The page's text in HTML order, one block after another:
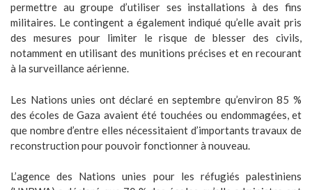
permettre au groupe d’utiliser ses installations à des fins
militaires. Le contingent a également indiqué qu’elle avait pris
des mesures pour limiter le risque de blesser des civils,
notamment en utilisant des munitions précises et en recourant
à la surveillance aérienne.
Les Nations unies ont déclaré en septembre qu’environ 85 %
des écoles de Gaza avaient été touchées ou endommagées, et
que nombre d’entre elles nécessitaient d’importants travaux de
reconstruction pour pouvoir fonctionner à nouveau.
L’agence des Nations unies pour les réfugiés palestiniens